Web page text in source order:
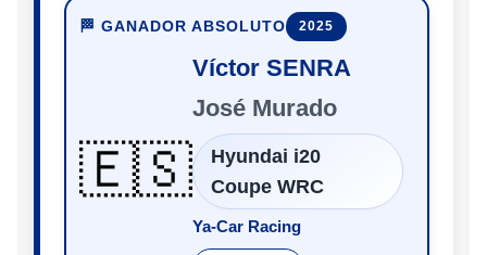
🏁 GANADOR ABSOLUTO 2025
🇪🇸
Víctor SENRA
José Murado
Hyundai i20
Coupe WRC
Ya-Car Racing